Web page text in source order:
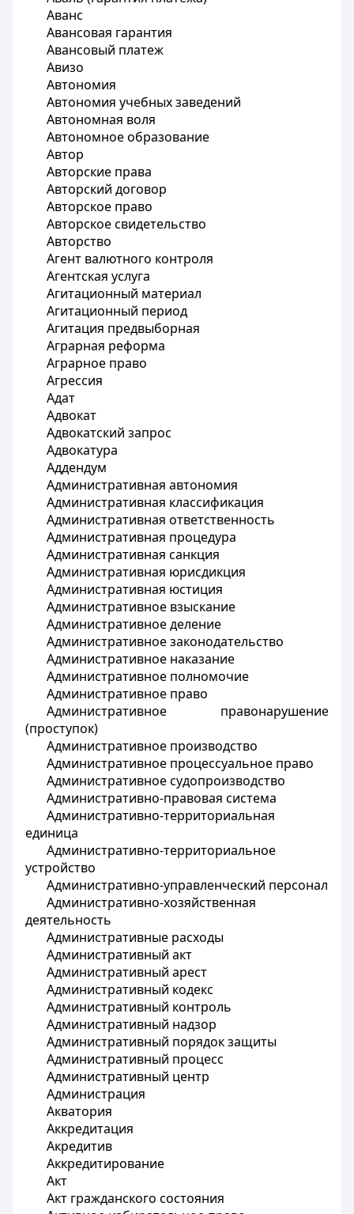
Аванс
Авансовая гарантия
Авансовый платеж
Авизо
Автономия
Автономия учебных заведений
Автономная воля
Автономное образование
Автор
Авторские права
Авторский договор
Авторское право
Авторское свидетельство
Авторство
Агент валютного контроля
Агентская услуга
Агитационный материал
Агитационный период
Агитация предвыборная
Аграрная реформа
Аграрное право
Агрессия
Адат
Адвокат
Адвокатский запрос
Адвокатура
Аддендум
Административная автономия
Административная классификация
Административная ответственность
Административная процедура
Административная санкция
Административная юрисдикция
Административная юстиция
Административное взыскание
Административное деление
Административное законодательство
Административное наказание
Административное полномочие
Административное право
Административное правонарушение
(проступок)
Административное производство
Административное процессуальное право
Административное судопроизводство
Административно-правовая система
Административно-территориальная
единица
Административно-территориальное
устройство
Административно-управленческий персонал
Административно-хозяйственная
деятельность
Административные расходы
Административный акт
Административный арест
Административный кодекс
Административный контроль
Административный надзор
Административный порядок защиты
Административный процесс
Административный центр
Администрация
Акватория
Аккредитация
Акредитив
Аккредитирование
Акт
Акт гражданского состояния